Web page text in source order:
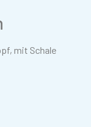
mit Schale